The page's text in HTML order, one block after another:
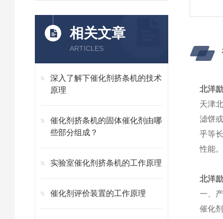
相关文章
ARTICLES
深入了解下催化剂挤条机的技术
原理
催化剂挤条机的固体催化剂由哪
些部分组成？
实验室催化剂挤条机的工作原理
催化剂评价装置的工作原理
北洋
天津
滤饼
乎等
性能
北洋
一、
催化